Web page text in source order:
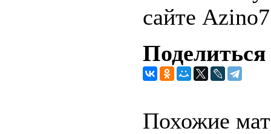
сайте
Похожие